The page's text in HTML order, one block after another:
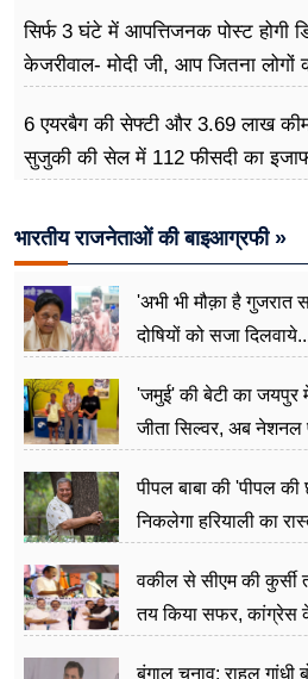
सिर्फ 3 घंटे में आपत्तिजनक पोस्ट होगी
केजरीवाल- मोदी जी, आप जितना
6 एयरबैग की सेफ्टी और 3.69 लाख
सुजुकी की सेल में 112 फीसदी का
भारतीय राजनेताओं की बाइआग्रफी »
'अभी भी मौक़ा है गुजरात
दोषियों को सजा
'जमुई' की बेटी का जयपुर
जीता सिल्वर, अब नेशनल
पीपल बाबा की 'पीपल की
निकलेगा हरियाली का
वकील से सीएम की
तय किया सफर, कांग्रेस
बंगाल चुनाव: राहुल गांधी